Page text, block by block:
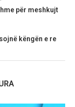
për meshkujt
këngën e re